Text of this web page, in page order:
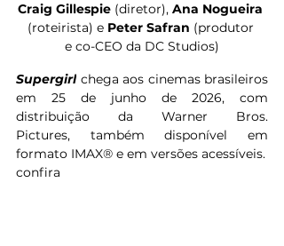
Craig Gillespie (diretor), Ana Nogueira
(roteirista) e Peter Safran (produtor
e co-CEO da DC Studios)
Supergirl chega aos cinemas brasileiros
em 25 de junho de 2026, com
distribuição da Warner Bros.
Pictures, também disponível em
formato IMAX® e em versões acessíveis.
confira